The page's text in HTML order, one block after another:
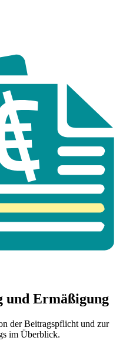
Ermäßigung
der Beitragspflicht und zur
im Überblick.